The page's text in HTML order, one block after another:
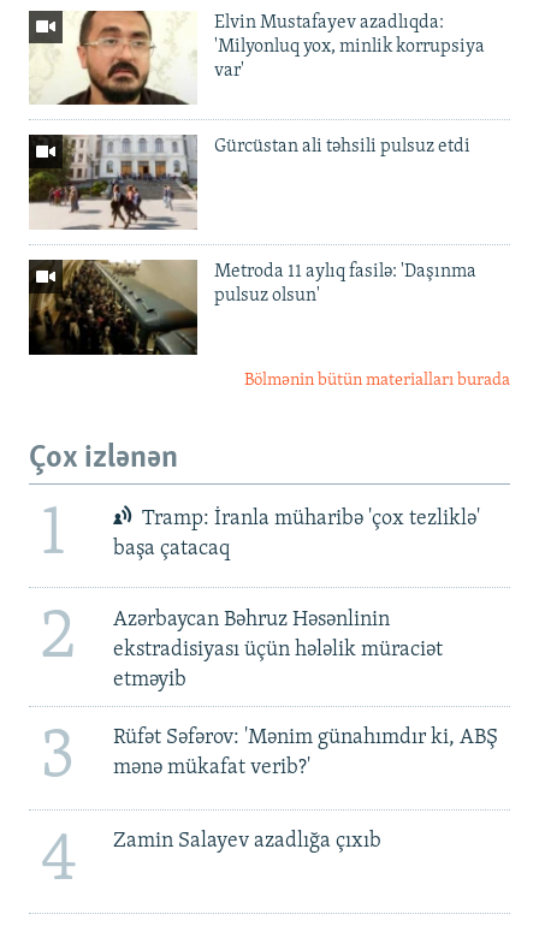
Elvin Mustafayev azadlıqda:
'Milyonluq yox, minlik korrupsiya
var'
Gürcüstan ali təhsili pulsuz etdi
Metroda 11 aylıq fasilə: 'Daşınma
pulsuz olsun'
Bölmənin bütün materialları burada
Çox izlənən
1
Tramp: İranla müharibə 'çox tezliklə'
başa çatacaq
2
Azərbaycan Bəhruz Həsənlinin
ekstradisiyası üçün hələlik müraciət
etməyib
3
Rüfət Səfərov: 'Mənim günahımdır ki, ABŞ
mənə mükafat verib?'
4 Zamin Salayev azadlığa çıxıb